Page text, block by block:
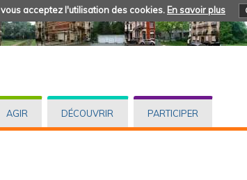
acceptez l'utilisation des cookies. En savoir plus
AGIR DÉCOUVRIR PARTICIPER